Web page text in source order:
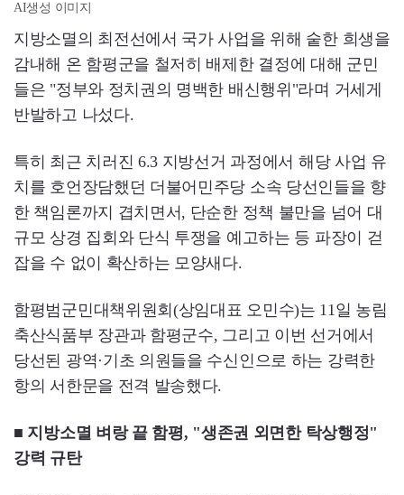
AI생성 이미지
지방소멸의 최전선에서 국가 사업을 위해 숱한 희생을
감내해 온 함평군을 철저히 배제한 결정에 대해 군민
들은 "정부와 정치권의 명백한 배신행위"라며 거세게
반발하고 나섰다.
특히 최근 치러진 6.3 지방선거 과정에서 해당 사업 유
치를 호언장담했던 더불어민주당 소속 당선인들을 향
한 책임론까지 겹치면서, 단순한 정책 불만을 넘어 대
규모 상경 집회와 단식 투쟁을 예고하는 등 파장이 걷
잡을 수 없이 확산하는 모양새다.
함평범군민대책위원회(상임대표 오민수)는 11일 농림
축산식품부 장관과 함평군수, 그리고 이번 선거에서
당선된 광역·기초 의원들을 수신인으로 하는 강력한
항의 서한문을 전격 발송했다.
■ 지방소멸 벼랑 끝 함평, "생존권 외면한 탁상행정"
강력 규탄